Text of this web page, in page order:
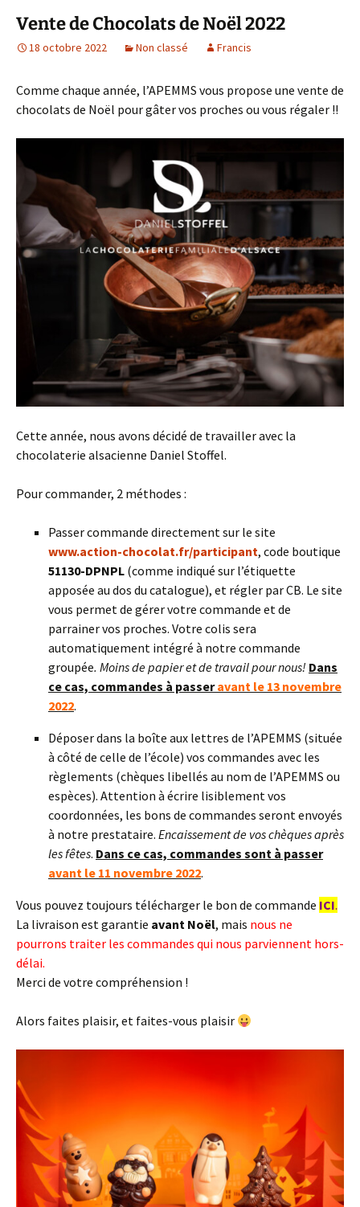
Vente de Chocolats de Noël 2022
18 octobre 2022 Non classé Francis
Comme chaque année, l’APEMMS vous propose une vente de
chocolats de Noël pour gâter vos proches ou vous régaler !!
Cette année, nous avons décidé de travailler avec la
chocolaterie alsacienne Daniel Stoffel.
Pour commander, 2 méthodes :
Passer commande directement sur le site
www.action-chocolat.fr/participant, code boutique
51130-DPNPL (comme indiqué sur l’étiquette
apposée au dos du catalogue), et régler par CB. Le site
vous permet de gérer votre commande et de
parrainer vos proches. Votre colis sera
automatiquement intégré à notre commande
groupée. Moins de papier et de travail pour nous! Dans
ce cas, commandes à passeravant le 13 novembre
2022.
Déposer dans la boîte aux lettres de l’APEMMS (située
à côté de celle de l’école) vos commandes avec les
règlements (chèques libellés au nom de l’APEMMS ou
espèces). Attention à écrire lisiblement vos
coordonnées, les bons de commandes seront envoyés
à notre prestataire. Encaissement de vos chèques après
les fêtes. Dans ce cas, commandes sont à passer
avant le 11 novembre 2022.
Vous pouvez toujours télécharger le bon de commande ICI.
La livraison est garantie avant Noël, mais nous ne
pourrons traiter les commandes qui nous parviennent hors-
délai.
Merci de votre compréhension !
Alors faites plaisir, et faites-vous plaisir